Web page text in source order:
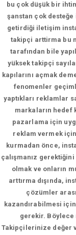
bu çok düşük bir
şanstan çok desteğe
getirdiği iletişim
takipçi arttirma bu
tarafından bile
yüksek takipçi
kapılarını açmak
fenomenler
yaptıkları reklamlar
markaların hedef
pazarlama için
reklam vermek
kurmadan önce,
çalışmanız
olmak ve onların
arttırma dışında,
çözümler
kazandırabilmesi
gerekir. Böylece
Takipçilerinize değer